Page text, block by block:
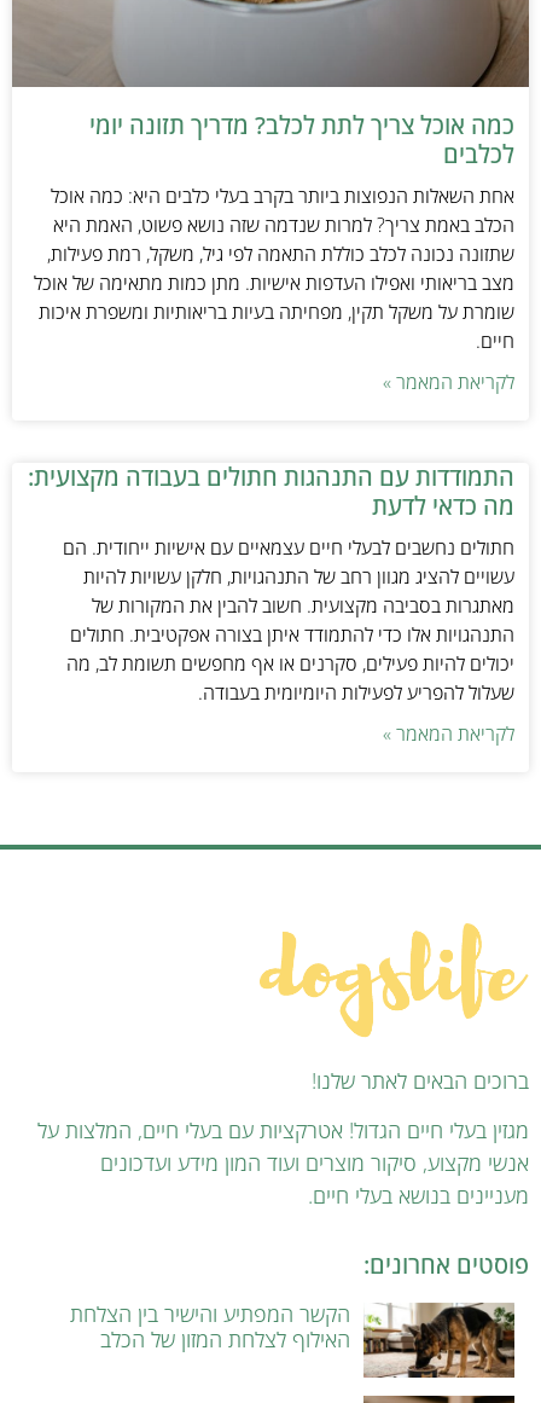
כמה אוכל צריך לתת לכלב? מדריך תזונה יומי
לכלבים
אחת השאלות הנפוצות ביותר בקרב בעלי כלבים היא: כמה אוכל
הכלב באמת צריך? למרות שנדמה שזה נושא פשוט, האמת היא
שתזונה נכונה לכלב כוללת התאמה לפי גיל, משקל, רמת פעילות,
מצב בריאותי ואפילו העדפות אישיות. מתן כמות מתאימה של אוכל
שומרת על משקל תקין, מפחיתה בעיות בריאותיות ומשפרת איכות
חיים.
לקריאת המאמר »
התמודדות עם התנהגות חתולים בעבודה מקצועית:
מה כדאי לדעת
חתולים נחשבים לבעלי חיים עצמאיים עם אישיות ייחודית. הם
עשויים להציג מגוון רחב של התנהגויות, חלקן עשויות להיות
מאתגרות בסביבה מקצועית. חשוב להבין את המקורות של
התנהגויות אלו כדי להתמודד איתן בצורה אפקטיבית. חתולים
יכולים להיות פעילים, סקרנים או אף מחפשים תשומת לב, מה
שעלול להפריע לפעילות היומיומית בעבודה.
לקריאת המאמר »
ברוכים הבאים לאתר שלנו!
מגזין בעלי חיים הגדול! אטרקציות עם בעלי חיים, המלצות על
אנשי מקצוע, סיקור מוצרים ועוד המון מידע ועדכונים
מעניינים בנושא בעלי חיים.
פוסטים אחרונים:
הקשר המפתיע והישיר בין הצלחת
האילוף לצלחת המזון של הכלב